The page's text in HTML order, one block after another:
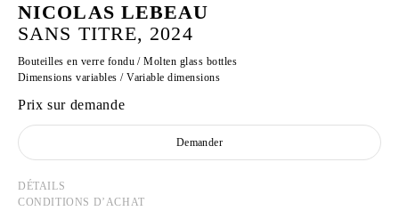
NICOLAS LEBEAU
SANS TITRE, 2024
Bouteilles en verre fondu / Molten glass bottles
Dimensions variables / Variable dimensions
Prix sur demande
Demander
DÉTAILS
CONDITIONS D’ACHAT